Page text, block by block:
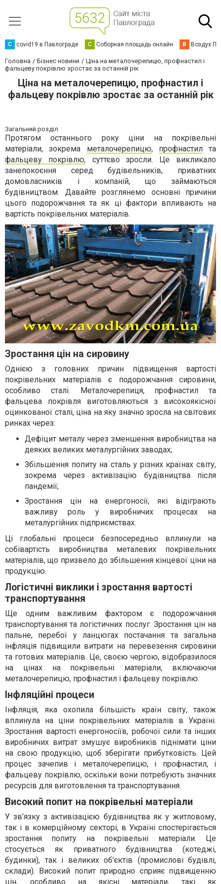
C covid19 в Павлограде С Соборная площадь онлайн В Воздух
Головна Бізнес новини
Ціна на металочерепицю, профнастил і
фальцеву покрівлю зростає за останній рік
Ціна на металочерепицю, профнастил і
фальцеву покрівлю зростає за останній рік
Загальний розділ
Протягом останнього року ціни на покрівельні
матеріали, зокрема металочерепицю, профнастилта
фальцеву покрівлю, суттєво зросли. Це викликало
занепокоєння серед будівельників, приватних
домовласників і компаній, що займаються
будівництвом. Давайте розглянемо основні причини
цього подорожчання та як ці фактори впливають на
вартість покрівельних матеріалів.
Зростання цін на сировину
Однією з головних причин підвищення вартості
покрівельних матеріалів є подорожчання сировини,
особливо сталі. Металочерепиця, профнастил та
фальцева покрівля виготовляються з високоякісної
оцинкованої сталі, ціна на яку значно зросла на світових
ринках через:
Дефіцит металу через зменшення виробництва на
деяких великих металургійних заводах;
Збільшення попиту на сталь у різних країнах світу,
зокрема через активізацію будівництва після
пандемії;
Зростання цін на енергоносії, які відіграють
важливу роль у виробничих процесах на
металургійних підприємствах.
Ці глобальні процеси безпосередньо вплинули на
собівартість виробництва металевих покрівельних
матеріалів, що призвело до збільшення кінцевої ціни на
продукцію.
Логістичні виклики і зростання вартості
транспортування
Ще одним важливим фактором є подорожчання
транспортування та логістичних послуг. Зростання цін на
пальне, перебої у ланцюгах постачання та загальна
інфляція підвищили витрати на перевезення сировини
та готових матеріалів. Це, своєю чергою, відобразилося
на цінах на покрівельні матеріали, включаючи
металочерепицю, профнастил і фальцеву покрівлю.
Інфляційні процеси
Інфляція, яка охопила більшість країн світу, також
вплинула на ціни покрівельних матеріалів в Україні.
Зростання вартості енергоносіїв, робочої сили та інших
виробничих витрат змушує виробників піднімати ціни
на свою продукцію, щоб зберігати прибутковість. Цей
процес зачепив і металочерепицю, і профнастил, і
фальцеву покрівлю, оскільки вони потребують значних
ресурсів для виготовлення та транспортування.
Високий попит на покрівельні матеріали
У зв’язку з активізацією будівництва як у житловому,
так і в комерційному секторі, в Україні спостерігається
зростання попиту на покрівельні матеріали. Це
стосується як приватного будівництва (котеджі,
будинки), так і великих об’єктів (промислові будівлі,
склади). Високий попит природно сприяє підвищенню
цін, особливо на якісні матеріали, такі як